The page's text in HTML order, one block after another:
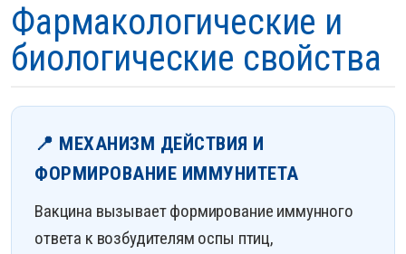
Фармакологические и
биологические свойства
📍 МЕХАНИЗМ ДЕЙСТВИЯ И
ФОРМИРОВАНИЕ ИММУНИТЕТА
Вакцина вызывает формирование иммунного
ответа к возбудителям оспы птиц,